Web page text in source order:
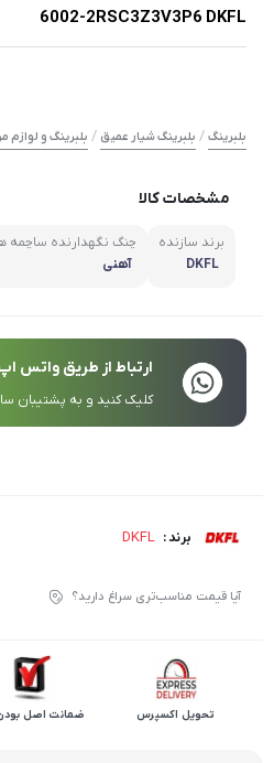
6002-2RSC3Z3V3P6 DKFL
بلبرینگ / بلبرینگ شیار عمیق / بلبرینگ و لوازم
مشخصات کالا
برند سازنده
DKFL
چنگ نگهدارنده ساچمه
آهنی
ارتباط از طریق واتس
کلیک کنید و به پشتیبان
برند : DKFL
آیا قیمت مناسب‌تری سراغ دارید؟
تحویل اکسپرس ضمانت اصل بودن